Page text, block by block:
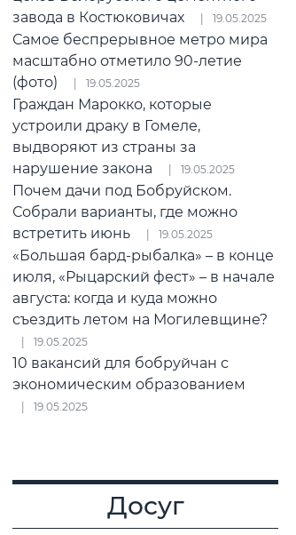
завода в Костюковичах
19.05.2025
Самое беспрерывное метро мира
масштабно отметило 90-летие
(фото)
19.05.2025
Граждан Марокко, которые
устроили драку в Гомеле,
выдворяют из страны за
нарушение закона
19.05.2025
Почем дачи под Бобруйском.
Собрали варианты, где можно
встретить июнь
19.05.2025
«Большая бард-рыбалка» – в конце
июля, «Рыцарский фест» – в начале
августа: когда и куда можно
съездить летом на Могилевщине?
19.05.2025
10 вакансий для бобруйчан с
экономическим образованием
19.05.2025
Досуг